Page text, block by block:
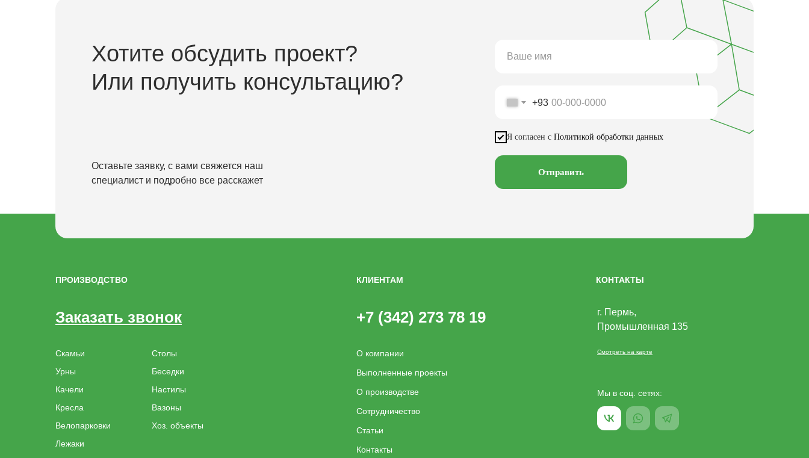
Хотите обсудить проект?
Или получить консультацию?
Оставьте заявку, с вами свяжется наш
специалист и подробно все расскажет
+93
Я согласен с Политикой обработки данных
Отправить
КЛИЕНТАМ КОНТАКТЫ
+7 (342) 273 78 19
О компании
Выполненные проекты
О производстве
Сотрудничество
Статьи
Контакты
г. Пермь,
Промышленная 135
Мы в соц. сетях:
Смотреть на карте
ПРОИЗВОДСТВО
Скамьи
Урны
Качели
Кресла
Велопарковки
Лежаки
Заказать звонок
Столы
Беседки
Настилы
Вазоны
Хоз. объекты